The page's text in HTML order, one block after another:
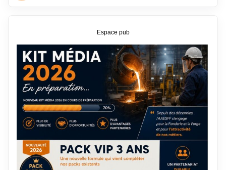
Espace pub